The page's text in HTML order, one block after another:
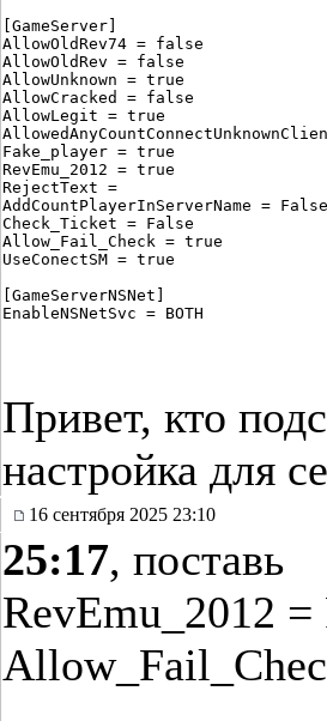
[GameServer]
AllowOldRev74 = false
AllowOldRev = false
AllowUnknown = true
AllowCracked = false
AllowLegit = true
Fake_player = true
RevEmu_2012 = true
RejectText =
AddCountPlayerInServerName = False
Check_Ticket = False
Allow_Fail_Check = true
UseConectSM = true
[GameServerNSNet]
Привет, кто
настройка для
16 сентября 2025 23:10
25:17, поставь
RevEmu_2012 =